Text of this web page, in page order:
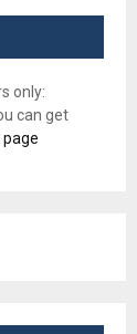
only:
can get